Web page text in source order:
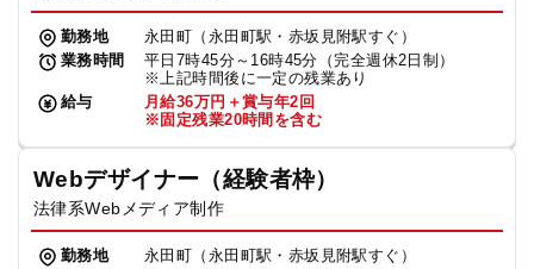
勤務地
永田町（永田町駅・赤坂見附駅すぐ）
業務時間
平日7時45分～16時45分（完全週休2日制）
※上記時間後に一定の残業あり
給与
月給36万円＋賞与年2回
※固定残業20時間を含む
Webデザイナー（経験者枠）
法律系Webメディア制作
勤務地
永田町（永田町駅・赤坂見附駅すぐ）